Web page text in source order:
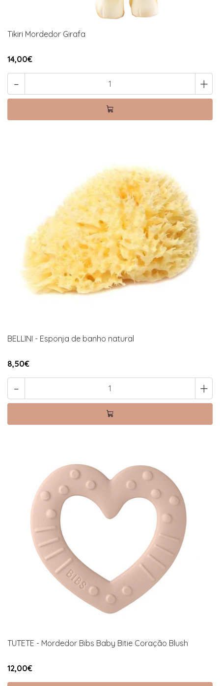
Tikiri Mordedor Girafa
14,00€
- +
BELLINI - Esponja de banho natural
8,50€
- +
TUTETE - Mordedor Bibs Baby Bitie Coração Blush
12,00€